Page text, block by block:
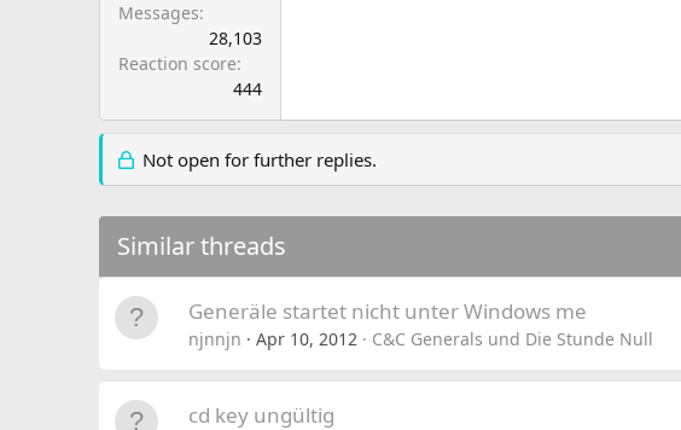
Messages
28,103
Reaction score
444
Not open for further replies.
Similar threads
Generäle startet nicht unter Windows me
njnnjn Apr 10, 2012 C&C Generals und Die Stunde Null
cd key ungültig